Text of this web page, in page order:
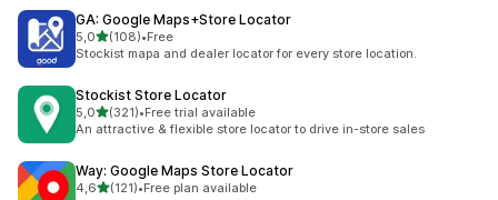
GA: Google Maps+Store Locator
5,0na 5 gwiazdek
(108)
Łączna liczba recenzji: 108
•Free
Stockist mapa and dealer locator for every store location.
Stockist Store Locator
5,0na 5 gwiazdek
(321)
Łączna liczba recenzji: 321
•Free trial available
An attractive & flexible store locator to drive in-store sales
Way: Google Maps Store Locator
4,6na 5 gwiazdek
(121)
Łączna liczba recenzji: 121
•Free plan available